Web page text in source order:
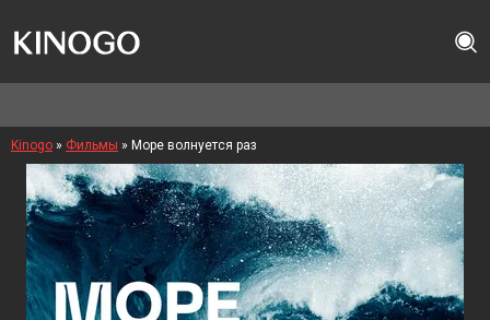
Kinogo » Фильмы » Море волнуется раз